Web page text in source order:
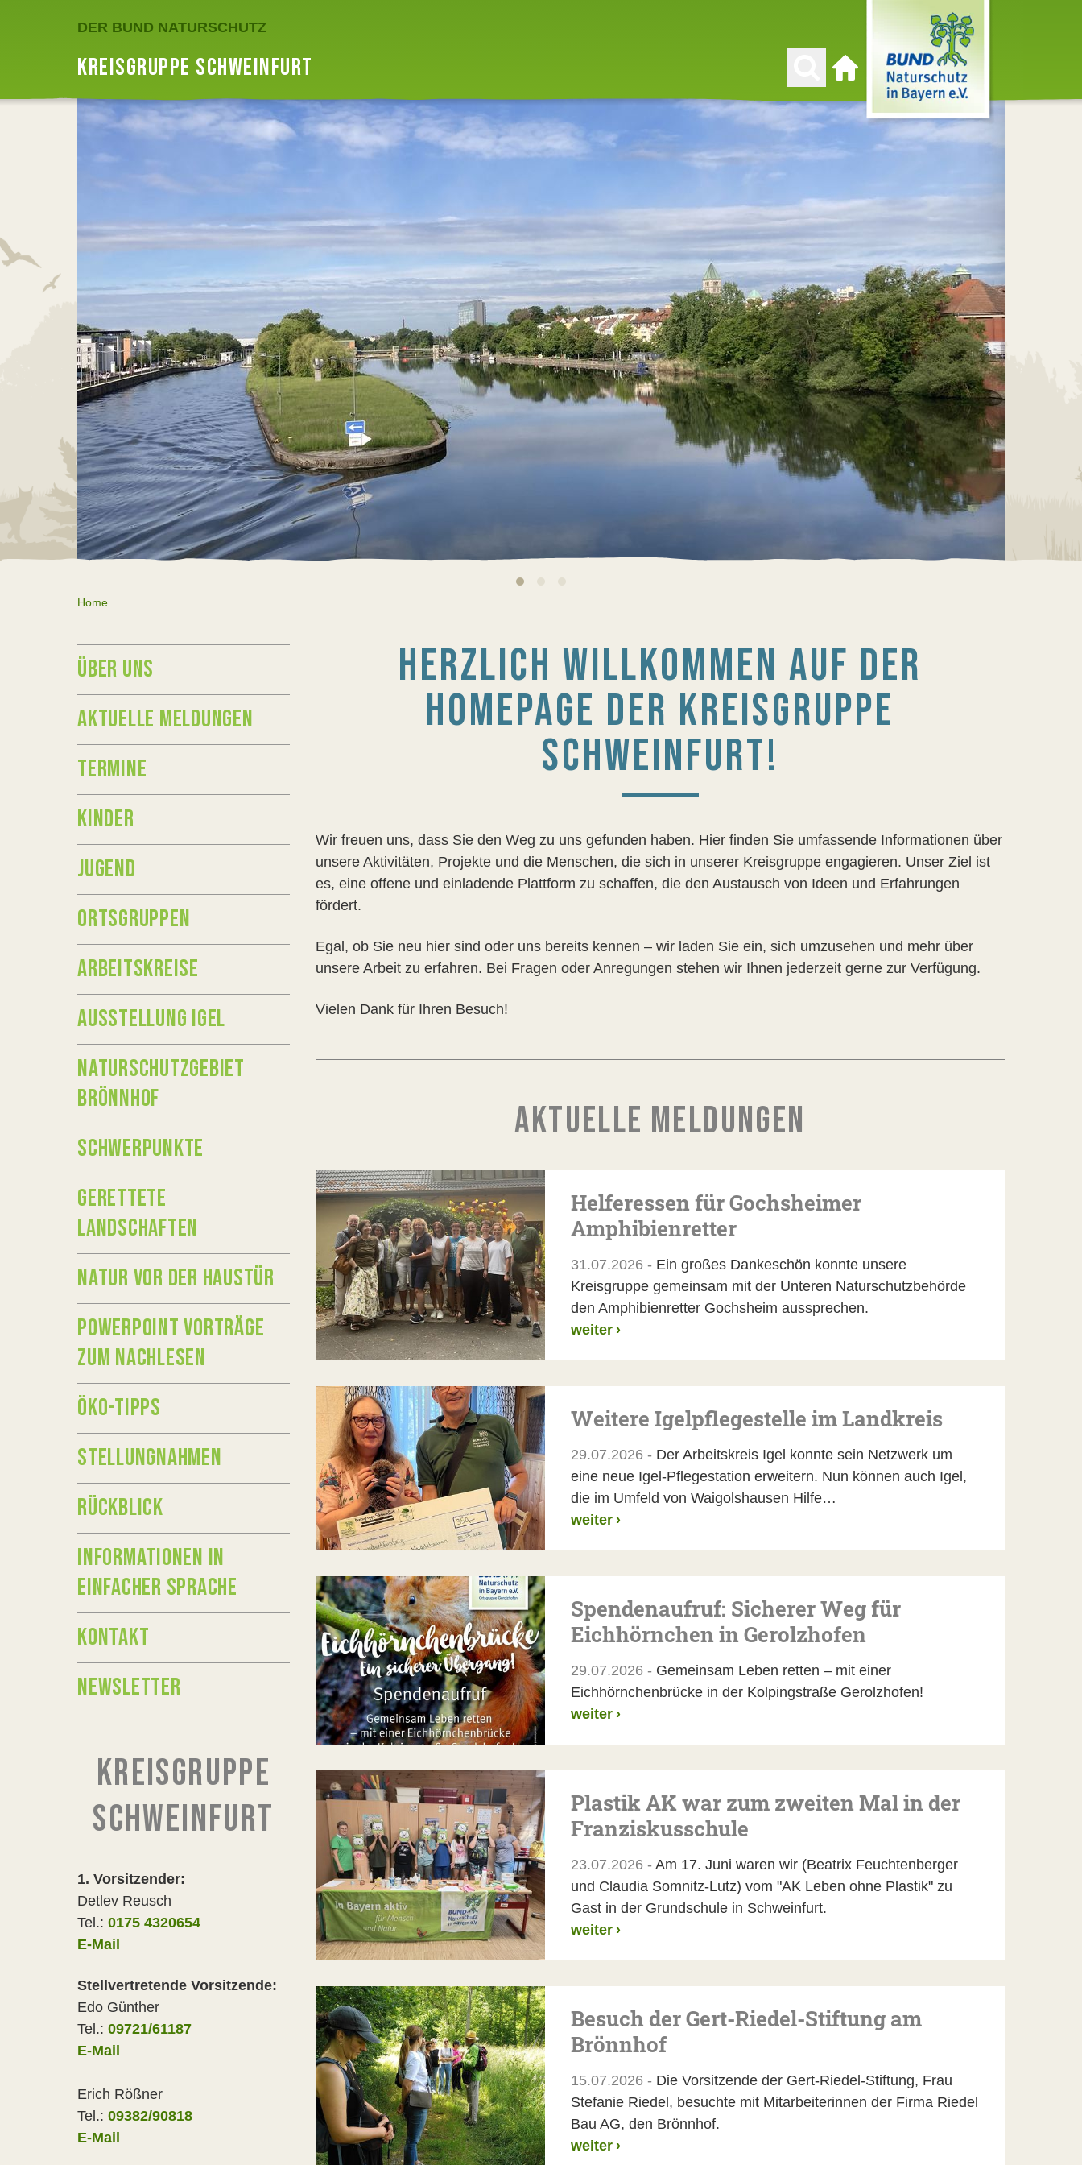
DER BUND NATURSCHUTZ
KREISGRUPPE SCHWEINFURT
Zur Startseite
Home
HERZLICH WILLKOMMEN AUF DER
HOMEPAGE DER KREISGRUPPE
SCHWEINFURT!
Wir freuen uns, dass Sie den Weg zu uns gefunden haben. Hier finden Sie umfassende Informationen über
unsere Aktivitäten, Projekte und die Menschen, die sich in unserer Kreisgruppe engagieren. Unser Ziel ist
es, eine offene und einladende Plattform zu schaffen, die den Austausch von Ideen und Erfahrungen
fördert.
Egal, ob Sie neu hier sind oder uns bereits kennen – wir laden Sie ein, sich umzusehen und mehr über
unsere Arbeit zu erfahren. Bei Fragen oder Anregungen stehen wir Ihnen jederzeit gerne zur Verfügung.
Vielen Dank für Ihren Besuch!
AKTUELLE MELDUNGEN
Helferessen für Gochsheimer
Amphibienretter
31.07.2026 - Ein großes Dankeschön konnte unsere
Kreisgruppe gemeinsam mit der Unteren Naturschutzbehörde
den Amphibienretter Gochsheim aussprechen.
weiter ›
Weitere Igelpflegestelle im Landkreis
29.07.2026 - Der Arbeitskreis Igel konnte sein Netzwerk um
eine neue Igel-Pflegestation erweitern. Nun können auch Igel,
die im Umfeld von Waigolshausen Hilfe…
weiter ›
Spendenaufruf: Sicherer Weg für
Eichhörnchen in Gerolzhofen
29.07.2026 - Gemeinsam Leben retten – mit einer
Eichhörnchenbrücke in der Kolpingstraße Gerolzhofen!
weiter ›
Plastik AK war zum zweiten Mal in der
Franziskusschule
23.07.2026 - Am 17. Juni waren wir (Beatrix Feuchtenberger
und Claudia Somnitz-Lutz) vom "AK Leben ohne Plastik" zu
Gast in der Grundschule in Schweinfurt.
weiter ›
Besuch der Gert-Riedel-Stiftung am
Brönnhof
15.07.2026 - Die Vorsitzende der Gert-Riedel-Stiftung, Frau
Stefanie Riedel, besuchte mit Mitarbeiterinnen der Firma Riedel
Bau AG, den Brönnhof.
weiter ›
ÜBER UNS
AKTUELLE MELDUNGEN
TERMINE
KINDER
JUGEND
ORTSGRUPPEN
ARBEITSKREISE
AUSSTELLUNG IGEL
NATURSCHUTZGEBIET
BRÖNNHOF
SCHWERPUNKTE
GERETTETE
LANDSCHAFTEN
NATUR VOR DER HAUSTÜR
POWERPOINT VORTRÄGE
ZUM NACHLESEN
ÖKO-TIPPS
STELLUNGNAHMEN
RÜCKBLICK
INFORMATIONEN IN
EINFACHER SPRACHE
KONTAKT
NEWSLETTER
KREISGRUPPE
SCHWEINFURT
1. Vorsitzender:
Detlev Reusch
Tel.: 0175 4320654
E-Mail
Stellvertretende Vorsitzende:
Edo Günther
Tel.: 09721/61187
E-Mail
Erich Rößner
Tel.: 09382/90818
E-Mail